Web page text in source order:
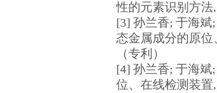
性的元素识别方
[3] 孙兰香; 于海斌
态金属成分的原
（专利）
[4] 孙兰香; 于海斌
位、在线检测装